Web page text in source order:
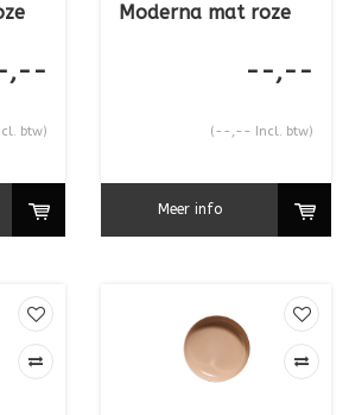
,--
btw)
Moderna mat roze
--,--
(--,-- Incl. btw)
Meer info